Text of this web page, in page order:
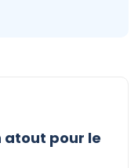
atout pour le